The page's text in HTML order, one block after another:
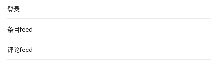
登录
条目feed
评论feed